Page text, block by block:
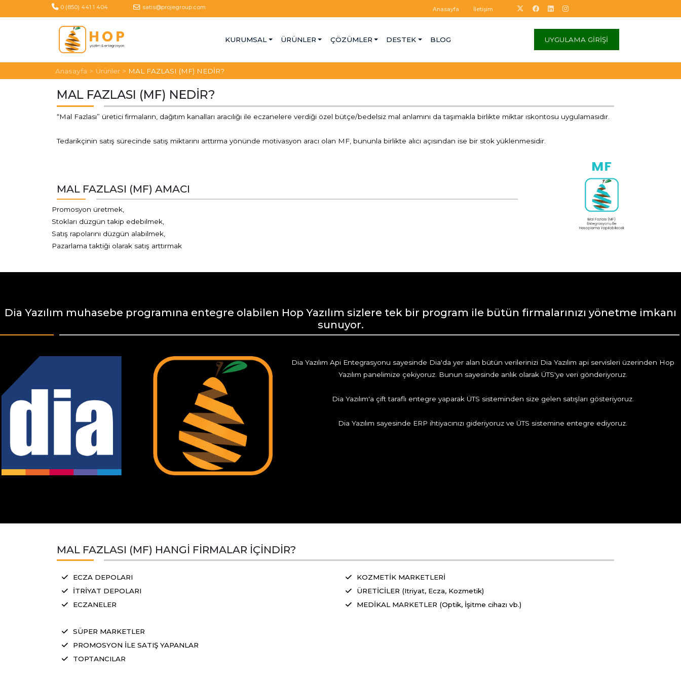
0 (850) 441 1 404 satis@projegroup.com Anasayfa İletişim
KURUMSAL ÜRÜNLER ÇÖZÜMLER DESTEK BLOG UYGULAMA GİRİŞİ
Anasayfa > Ürünler > MAL FAZLASI (MF) NEDİR?
MAL FAZLASI (MF) NEDİR?
“Mal Fazlası” üretici firmaların, dağıtım kanalları aracılığı ile eczanelere verdiği özel bütçe/bedelsiz mal anlamını da taşımakla birlikte miktar ıskontosu uygulamasıdır.
Tedarikçinin satış sürecinde satış miktarını arttırma yönünde motivasyon aracı olan MF, bununla birlikte alıcı açısından ise bir stok yüklenmesidir.
MAL FAZLASI (MF) AMACI
Promosyon üretmek,
Stokları düzgün takip edebilmek,
Satış rapolarını düzgün alabilmek,
Pazarlama taktiği olarak satış arttırmak
Dia Yazılım muhasebe programına entegre olabilen Hop Yazılım sizlere tek bir program ile bütün firmalarınızı yönetme imkanı
sunuyor.
Dia Yazılım Api Entegrasyonu sayesinde Dia'da yer alan bütün verilerinizi Dia Yazılım api servisleri üzerinden Hop
Yazılım panelimize çekiyoruz. Bunun sayesinde anlık olarak ÜTS'ye veri gönderiyoruz.
Dia Yazılım'a çift taraflı entegre yaparak ÜTS sisteminden size gelen satışları gösteriyoruz.
Dia Yazılım sayesinde ERP ihtiyacınızı gideriyoruz ve ÜTS sistemine entegre ediyoruz.
MAL FAZLASI (MF) HANGİ FİRMALAR İÇİNDİR?
ECZA DEPOLARI
İTRİYAT DEPOLARI
ECZANELER
KOZMETİK MARKETLERİ
ÜRETİCİLER (Itriyat, Ecza, Kozmetik)
MEDİKAL MARKETLER (Optik, İşitme cihazı vb.)
SÜPER MARKETLER
PROMOSYON İLE SATIŞ YAPANLAR
TOPTANCILAR